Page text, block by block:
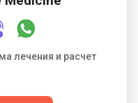
медицину.
лечения и расчет